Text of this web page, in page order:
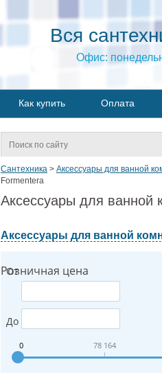
Вся
Офис:
Как купить Оплата
Сантехника > Аксессуары для ванной
Formentera
Аксессуары для ванной
Аксессуары для ванной
Розничная цена
От
До
0 78 164